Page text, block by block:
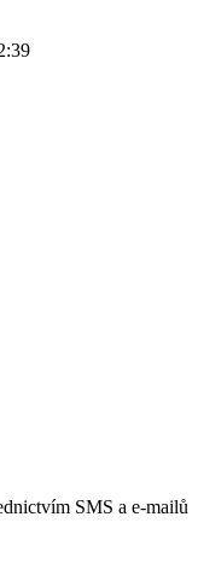
SMS a e-mailů